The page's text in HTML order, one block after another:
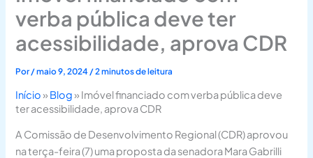
verba pública deve ter
acessibilidade, aprova CDR
Por/maio 9, 2024 /2 minutos de leitura
Início» Blog» Imóvel financiado com verba pública deve
ter acessibilidade, aprova CDR
A Comissão de Desenvolvimento Regional (CDR) aprovou
na terça-feira (7) uma proposta da senadora Mara Gabrilli